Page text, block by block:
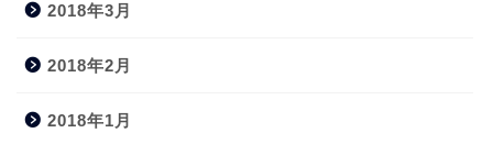
2018年3月
2018年2月
2018年1月